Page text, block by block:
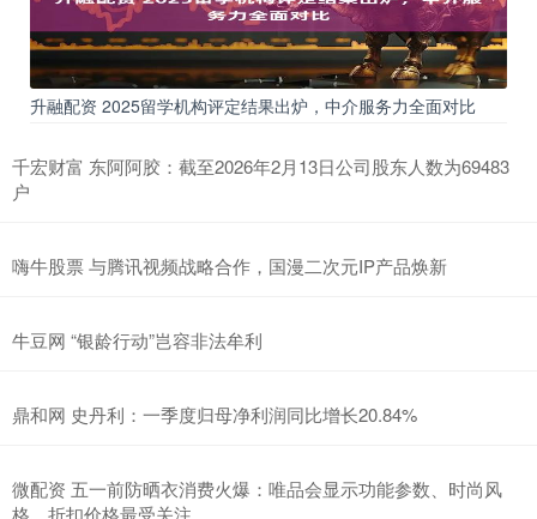
升融配资 2025留学机构评定结果出炉，中介服务力全面对比
千宏财富 东阿阿胶：截至2026年2月13日公司股东人数为69483
户
嗨牛股票 与腾讯视频战略合作，国漫二次元IP产品焕新
牛豆网 “银龄行动”岂容非法牟利
鼎和网 史丹利：一季度归母净利润同比增长20.84%
微配资 五一前防晒衣消费火爆：唯品会显示功能参数、时尚风
格、折扣价格最受关注